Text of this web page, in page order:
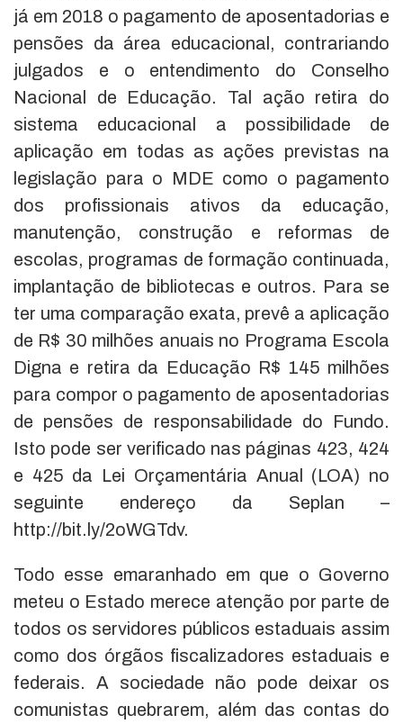
já em 2018 o pagamento de aposentadorias e
pensões da área educacional, contrariando
julgados e o entendimento do Conselho
Nacional de Educação. Tal ação retira do
sistema educacional a possibilidade de
aplicação em todas as ações previstas na
legislação para o MDE como o pagamento
dos profissionais ativos da educação,
manutenção, construção e reformas de
escolas, programas de formação continuada,
implantação de bibliotecas e outros. Para se
ter uma comparação exata, prevê a aplicação
de R$ 30 milhões anuais no Programa Escola
Digna e retira da Educação R$ 145 milhões
para compor o pagamento de aposentadorias
de pensões de responsabilidade do Fundo.
Isto pode ser verificado nas páginas 423, 424
e 425 da Lei Orçamentária Anual (LOA) no
seguinte endereço da Seplan –
http://bit.ly/2oWGTdv.
Todo esse emaranhado em que o Governo
meteu o Estado merece atenção por parte de
todos os servidores públicos estaduais assim
como dos órgãos fiscalizadores estaduais e
federais. A sociedade não pode deixar os
comunistas quebrarem, além das contas do